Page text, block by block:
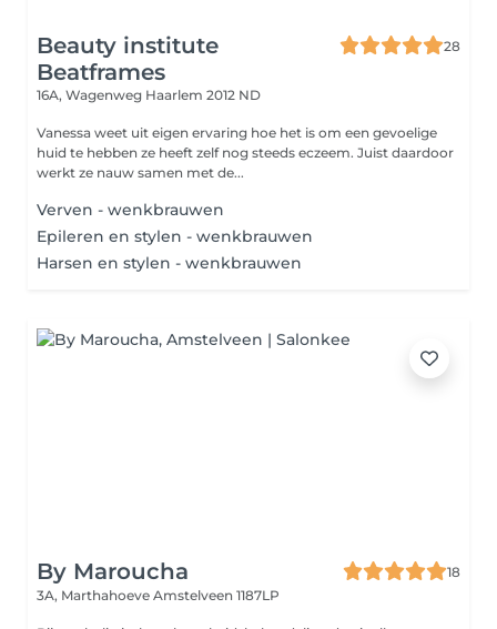
Beauty institute
Beatframes
28
16A, Wagenweg Haarlem 2012 ND
Vanessa weet uit eigen ervaring hoe het is om een gevoelige
huid te hebben ze heeft zelf nog steeds eczeem. Juist daardoor
werkt ze nauw samen met de...
Verven - wenkbrauwen
Epileren en stylen - wenkbrauwen
Harsen en stylen - wenkbrauwen
By Maroucha
18
3A, Marthahoeve Amstelveen 1187LP